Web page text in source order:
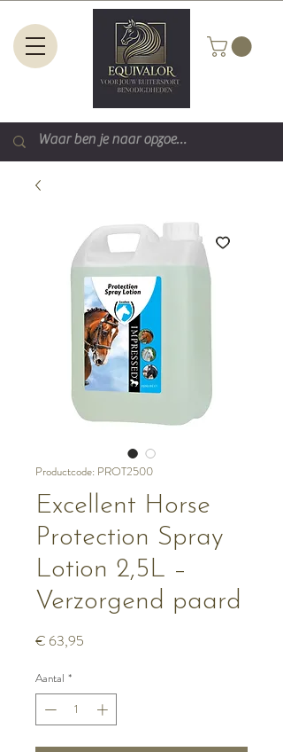
Productcode: PROT2500
Excellent Horse
Protection Spray
Lotion 2,5L –
Verzorgend paard
€ 63,95
Aantal *